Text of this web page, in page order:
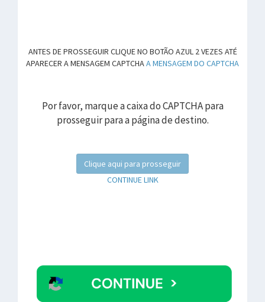
ANTES DE PROSSEGUIR CLIQUE NO BOTÃO AZUL 2 VEZES ATÉ
APARECER A MENSAGEM CAPTCHAA MENSAGEM DO CAPTCHA
Por favor, marque a caixa do CAPTCHA para
prosseguir para a página de destino.
Clique aqui para prosseguir
CONTINUE LINK